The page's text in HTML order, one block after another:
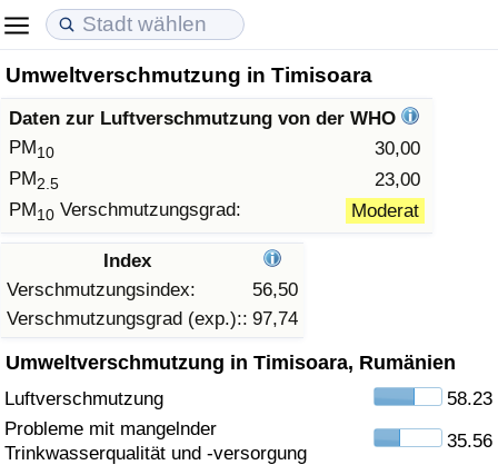
Umweltverschmutzung in Timisoara
Daten zur Luftverschmutzung von der WHO
PM10
30,00
PM2.5
23,00
PM10 Verschmutzungsgrad: Moderat
Index
Verschmutzungsindex:
56,50
Verschmutzungsgrad (exp.):: 97,74
Umweltverschmutzung in Timisoara, Rumänien
Luftverschmutzung
58.23
Probleme mit mangelnder
Trinkwasserqualität und -versorgung
35.56
Lebenshaltungskosten
Lebenshaltungskosten-Index (aktuell)
Lebenshaltungskosten-Index
Lebenshaltungskosten-Index nach Land
in Akaba
Immobilienpreise
Immobilienpreis-Index (aktuell)
Immobilienpreis-Index
Immobilienpreis-Index nach Land
Lebensqualität
Lebensqualität-Index
Lebensqualität-Index (aktuell)
Lebensqualitätsindex nach Land
Kriminalität
Kriminalitäts-Index (aktuell)
Kriminalitäts-Index